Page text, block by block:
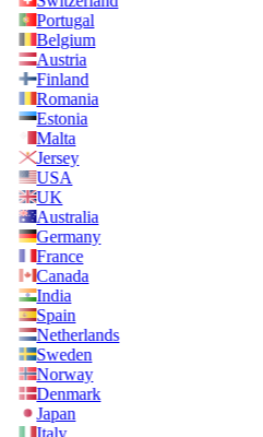
Portugal
Belgium
Austria
Finland
Romania
Estonia
Malta
Jersey
USA
UK
Australia
Germany
France
Canada
India
Spain
Netherlands
Sweden
Norway
Denmark
Japan